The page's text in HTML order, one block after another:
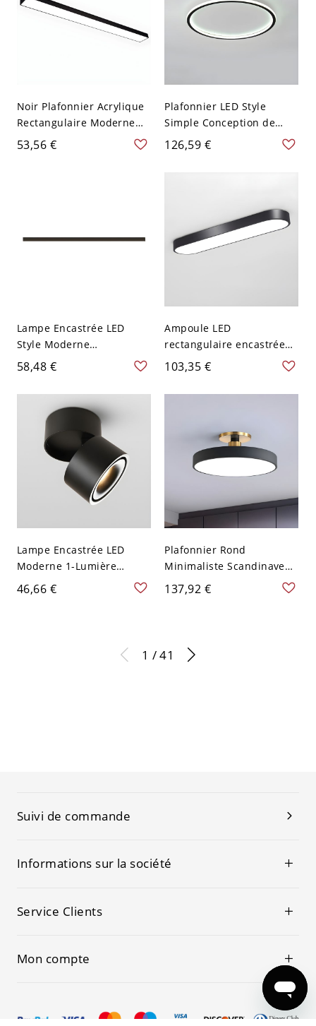
Noir Plafonnier Acrylique
Rectangulaire Moderne
Lampe Encastrée 1-
Lumière - 110 V-120 V
53,56 €
Plafonnier LED Style
Simple Conception de
Bague Luminaire
Affleurant en Métal - Noir
126,59 €
Lampe Encastrée LED
Style Moderne
Minimaliste Linéaire en
Métallique pour Chambre
- Noir 110 V-120 V 49,53
cm Blanc
58,48 €
Ampoule LED
rectangulaire encastrée
au plafond avec abat-jour
Noir 110 V-120 V 35,56 cm
103,35 €
Lampe Encastrée LED
Moderne 1-Lumière
Plafonnier Projecteur
Rotatif Cylindre en
46,66 €
Plafonnier Rond
Minimaliste Scandinave
avec Accents Dorés - Noir
110 V-120 V 30,48 cm
137,92 €
1 / 41
Suivi de commande
Informations sur la société
Service Clients
Mon compte